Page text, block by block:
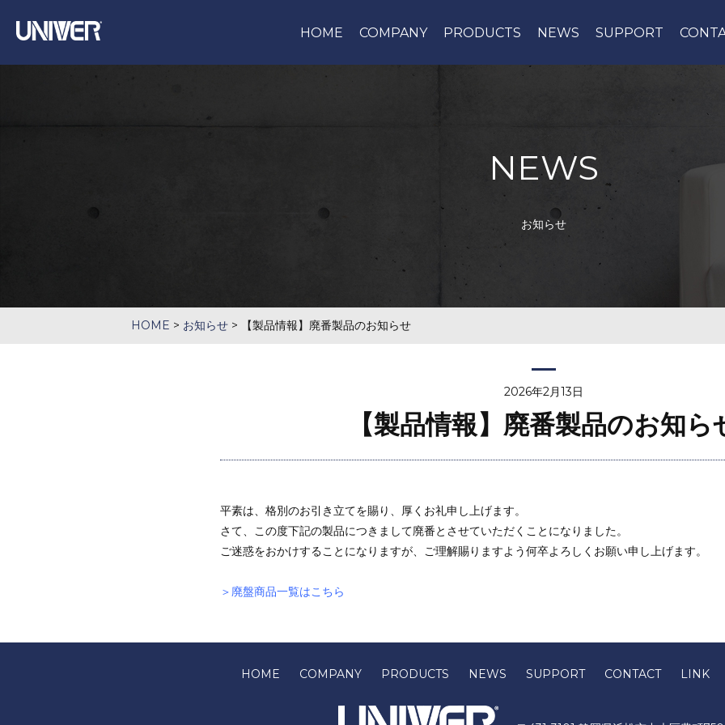
HOME COMPANY PRODUCTS NEWS SUPPORT
NEWS
お知らせ
HOME > お知らせ > 【製品情報】廃番製品のお知らせ
2026年2月13日
【製品情報】廃番製品のお知ら
平素は、格別のお引き立てを賜り、厚くお礼申し上げます。
さて、この度下記の製品につきまして廃番とさせていただくことになりました。
ご迷惑をおかけすることになりますが、ご理解賜りますよう何卒よろしくお願い申し上げます。
＞廃盤商品一覧はこちら
HOME COMPANY PRODUCTS NEWS SUPPORT CONTACT LINK